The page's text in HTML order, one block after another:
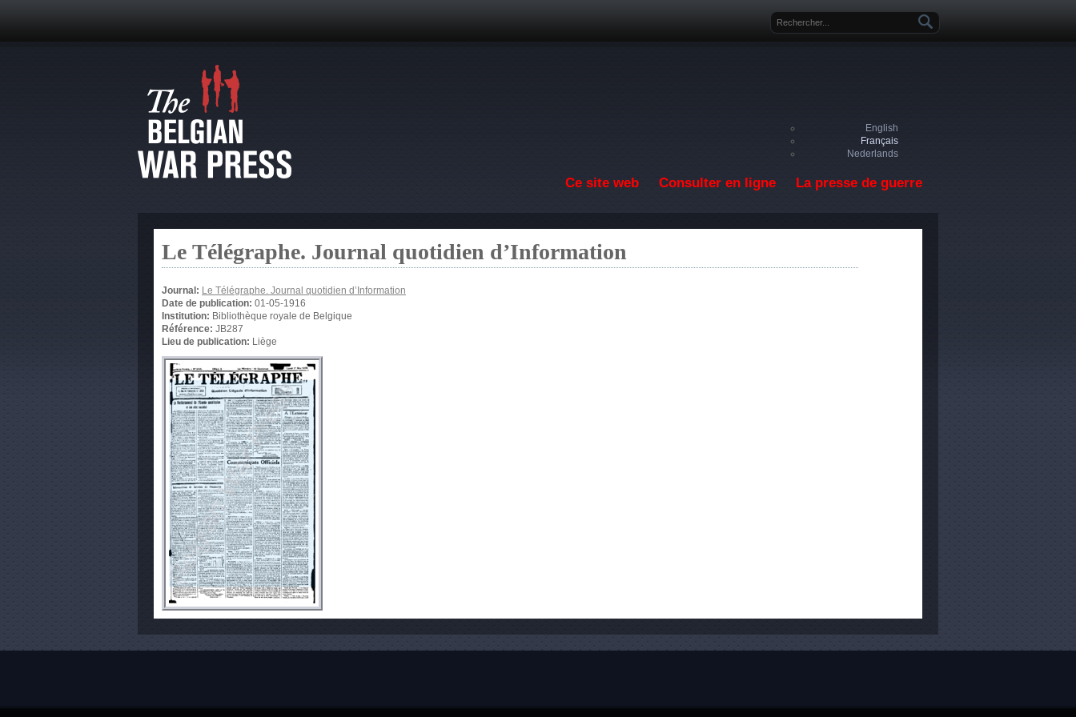
Formulaire de recherche
English
Français
Nederlands
Ce site web Consulter en ligne La presse de guerre
Le Télégraphe. Journal quotidien d’Information
Journal: Le Télégraphe. Journal quotidien d’Information
Date de publication: 01-05-1916
Institution: Bibliothèque royale de Belgique
Référence: JB287
Lieu de publication: Liège